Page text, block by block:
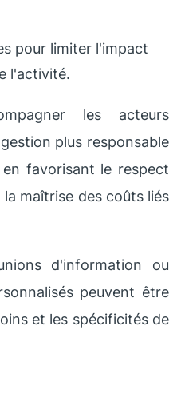
pour limiter l'impact
l'activité.
les acteurs
plus responsable
favorisant le respect
maîtrise des coûts liés
d'information ou
peuvent être
et les spécificités de